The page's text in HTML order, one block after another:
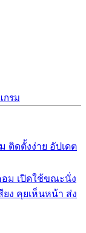
กรม
ติดตั้งง่าย อัปเดต
อม เปิดใช้ขณะนั่ง
ง คุยเห็นหน้า ส่ง